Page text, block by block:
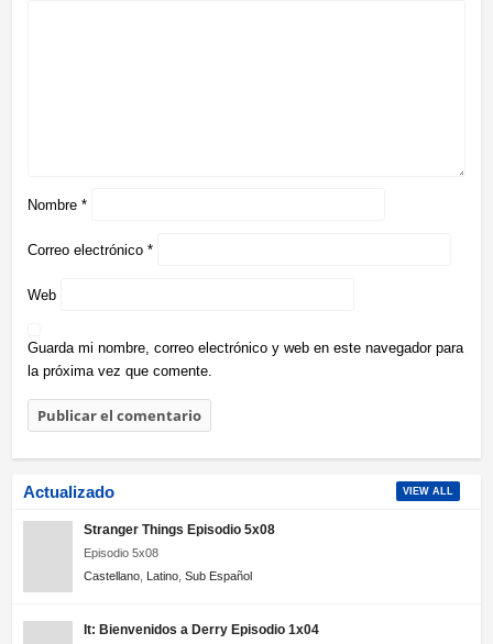
Nombre *
Correo electrónico *
Web
Guarda mi nombre, correo electrónico y web en este navegador para
la próxima vez que comente.
Actualizado VIEW ALL
Stranger Things Episodio 5x08
Episodio 5x08
Castellano Latino Sub Español
It: Bienvenidos a Derry Episodio 1x04